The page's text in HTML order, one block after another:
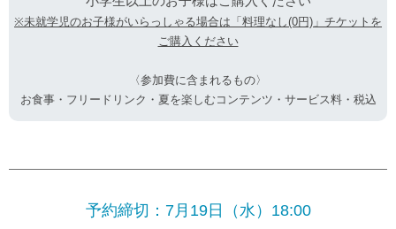
※未就学児のお子様がいらっしゃる場合は「料理なし(0円)」チケットを
ご購入ください
〈参加費に含まれるもの〉
お食事・フリードリンク・夏を楽しむコンテンツ・サービス料・税込
予約締切：7月19日（水）18:00